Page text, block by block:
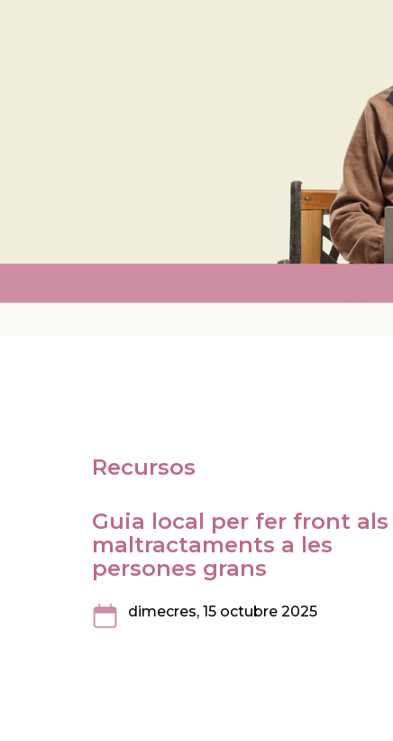
Recursos
Guia local per fer front als
maltractaments a les
persones grans
dimecres, 15 octubre 2025